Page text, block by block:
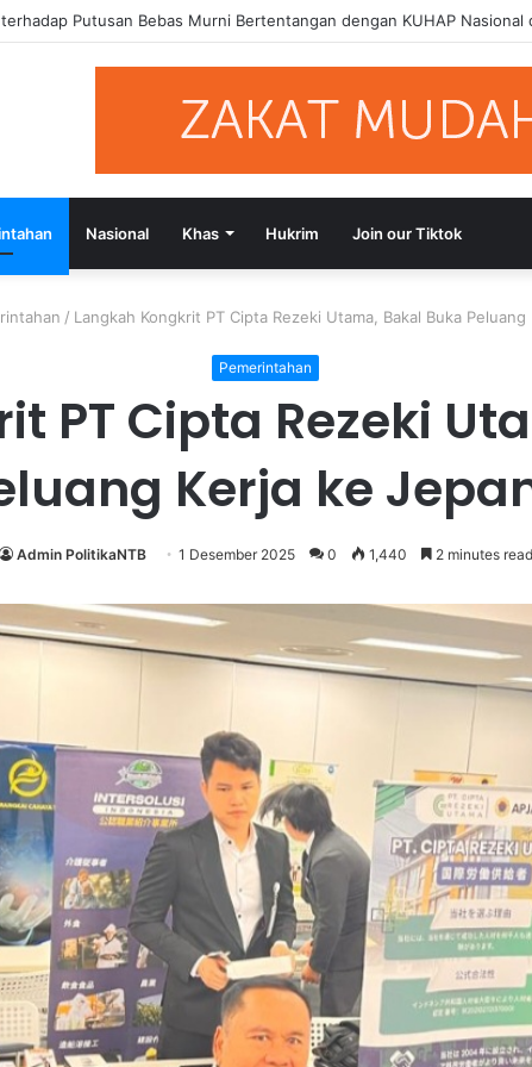
Putusan Bebas Tiga Terdakwa Kasus Gratifikasi DPRD NTB, Ajak
Nasional Khas Hukrim Join our Tiktok
/ Langkah Kongkrit PT Cipta Rezeki Utama, Bakal Buka
Pemerintahan
PT Cipta Rezeki
Kerja ke
Admin PolitikaNTB 1 Desember 2025 0 1,440 2 minutes read